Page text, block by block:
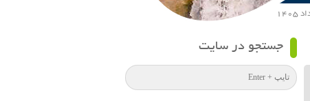
جستجو در سایت